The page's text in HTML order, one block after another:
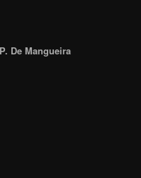
De Mangueira